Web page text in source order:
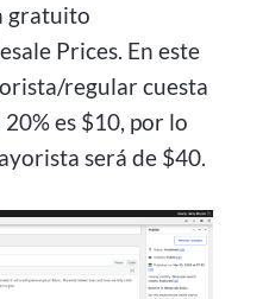
gratuito
Prices. En este
regular cuesta
es $10, por lo
será de $40.